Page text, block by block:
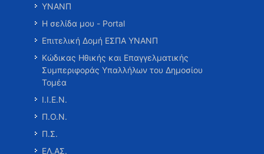
ΥΝΑΝΠ
Η σελίδα μου - Portal
Επιτελική Δομή ΕΣΠΑ ΥΝΑΝΠ
Κώδικας Ηθικής και Επαγγελματικής
Συμπεριφοράς Υπαλλήλων του Δημοσίου
Τομέα
Ι.Ι.Ε.Ν.
Π.Ο.Ν.
Π.Σ.
ΕΛ.ΑΣ.